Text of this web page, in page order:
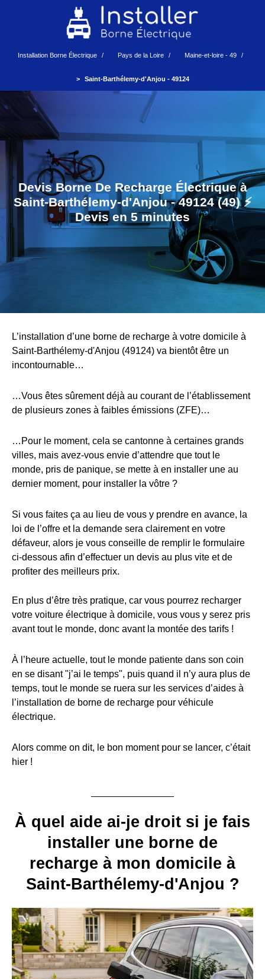
Installation Borne Électrique Pays de la Loire Maine-et-loire - 49
Saint-Barthélemy-d'Anjou - 49124
Devis Borne De Recharge Électrique à
Saint-Barthélemy-d'Anjou - 49124 (49) ⚡️
Devis en 5 minutes
L’installation d’une borne de recharge à votre domicile à
Saint-Barthélemy-d'Anjou (49124) va bientôt être un
incontournable…
…Vous êtes sûrement déjà au courant de l’établissement
de plusieurs zones à faibles émissions (ZFE)…
…Pour le moment, cela se cantonne à certaines grands
villes, mais avez-vous envie d’attendre que tout le
monde, pris de panique, se mette à en installer une au
dernier moment, pour installer la vôtre ?
Si vous faites ça au lieu de vous y prendre en avance, la
loi de l’offre et la demande sera clairement en votre
défaveur, alors je vous conseille de remplir le formulaire
ci-dessous afin d’effectuer un devis au plus vite et de
profiter des meilleurs prix.
En plus d’être très pratique, car vous pourrez recharger
votre voiture électrique à domicile, vous vous y serez pris
avant tout le monde, donc avant la montée des tarifs !
À l’heure actuelle, tout le monde patiente dans son coin
en se disant "j’ai le temps", puis quand il n’y aura plus de
temps, tout le monde se ruera sur les services d’aides à
l’installation de borne de recharge pour véhicule
électrique.
Alors comme on dit, le bon moment pour se lancer, c’était
hier !
À quel aide ai-je droit si je fais
installer une borne de
recharge à mon domicile à
Saint-Barthélemy-d'Anjou ?